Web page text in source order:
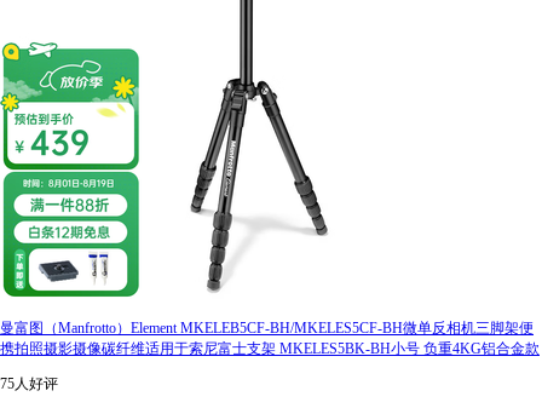
曼富图（Manfrotto）Element MKELEB5CF-BH/MKELES5CF-BH微单反相机三脚架便
携拍照摄影摄像碳纤维适用于索尼富士支架 MKELES5BK-BH小号 负重4KG铝合金款
75人好评